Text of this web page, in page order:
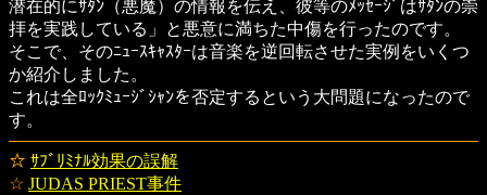
潜在的にｻﾀﾝ（悪魔）の情報を伝え、彼等のﾒｯｾｰｼﾞはｻﾀﾝの崇
拝を実践している」と悪意に満ちた中傷を行ったのです。
そこで、そのﾆｭｰｽｷｬｽﾀｰは音楽を逆回転させた実例をいくつ
か紹介しました。
これは全ﾛｯｸﾐｭｰｼﾞｼｬﾝを否定するという大問題になったので
す。
☆ ｻﾌﾞﾘﾐﾅﾙ効果の誤解
☆ JUDAS PRIEST事件